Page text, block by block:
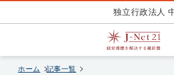
独立行政法人
ホーム
記事一覧